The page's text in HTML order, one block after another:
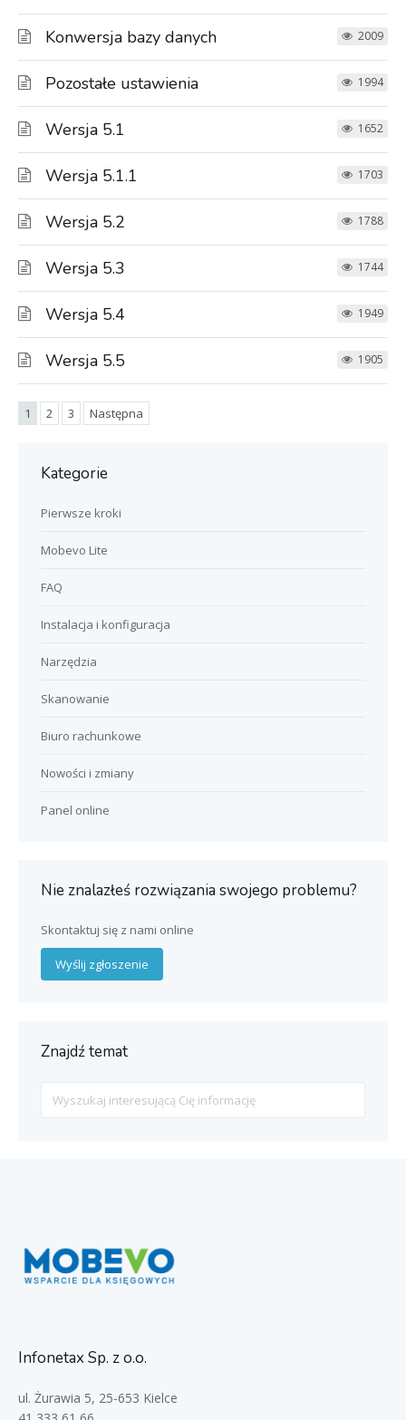
Konwersja bazy danych 2009
Pozostałe ustawienia 1994
Wersja 5.1 1652
Wersja 5.1.1 1703
Wersja 5.2 1788
Wersja 5.3 1744
Wersja 5.4 1949
Wersja 5.5 1905
1 2 3 Następna
Kategorie
Pierwsze kroki
Mobevo Lite
FAQ
Instalacja i konfiguracja
Narzędzia
Skanowanie
Biuro rachunkowe
Nowości i zmiany
Panel online
Nie znalazłeś rozwiązania swojego problemu?
Skontaktuj się z nami online
Wyślij zgłoszenie
Znajdź temat
For
Infonetax Sp. z o.o.
ul. Żurawia 5, 25-653 Kielce